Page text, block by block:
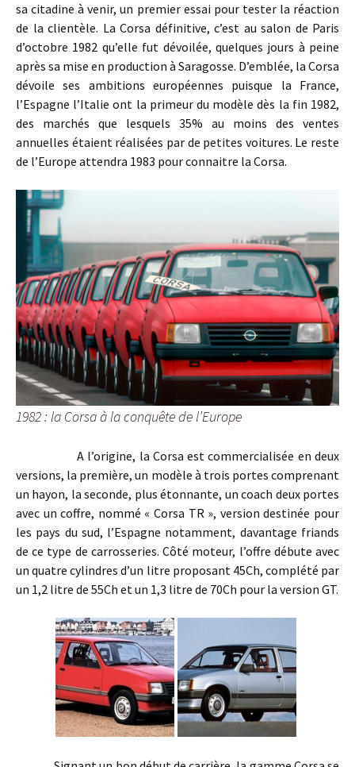
sa citadine à venir, un premier essai pour tester la réaction
de la clientèle. La Corsa définitive, c’est au salon de Paris
d’octobre 1982 qu’elle fut dévoilée, quelques jours à peine
après sa mise en production à Saragosse. D’emblée, la Corsa
dévoile ses ambitions européennes puisque la France,
l’Espagne l’Italie ont la primeur du modèle dès la fin 1982,
des marchés que lesquels 35% au moins des ventes
annuelles étaient réalisées par de petites voitures. Le reste
de l’Europe attendra 1983 pour connaitre la Corsa.
1982 : la Corsa à la conquête de l’Europe
A l’origine, la Corsa est commercialisée en deux
versions, la première, un modèle à trois portes comprenant
un hayon, la seconde, plus étonnante, un coach deux portes
avec un coffre, nommé « Corsa TR », version destinée pour
les pays du sud, l’Espagne notamment, davantage friands
de ce type de carrosseries. Côté moteur, l’offre débute avec
un quatre cylindres d’un litre proposant 45Ch, complété par
un 1,2 litre de 55Ch et un 1,3 litre de 70Ch pour la version GT.